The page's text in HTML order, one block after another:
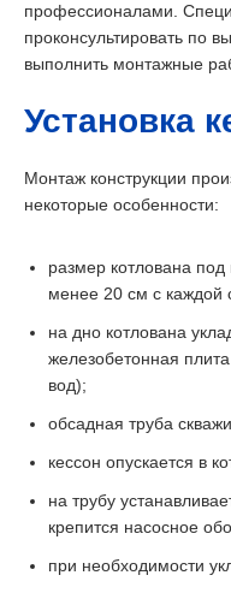
профессионалами.
проконсультировать по
выполнить монтажные
Установка
Монтаж конструкции
некоторые особенности:
размер котлована под
менее 20 см с каждой
на дно котлована
железобетонная
вод);
обсадная труба
кессон опускается в
на трубу
крепится насосное
при необходимости